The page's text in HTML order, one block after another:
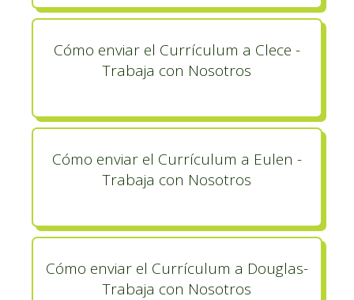
Cómo enviar el Currículum a Clece -
Trabaja con Nosotros
Cómo enviar el Currículum a Eulen -
Trabaja con Nosotros
Cómo enviar el Currículum a Douglas-
Trabaja con Nosotros